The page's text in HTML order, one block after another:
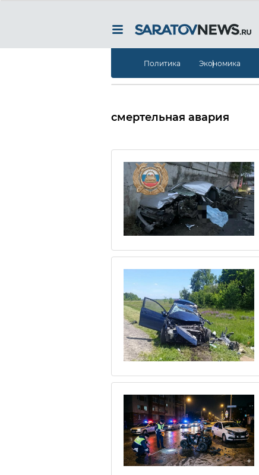
Политика Экономика
смертельная авария